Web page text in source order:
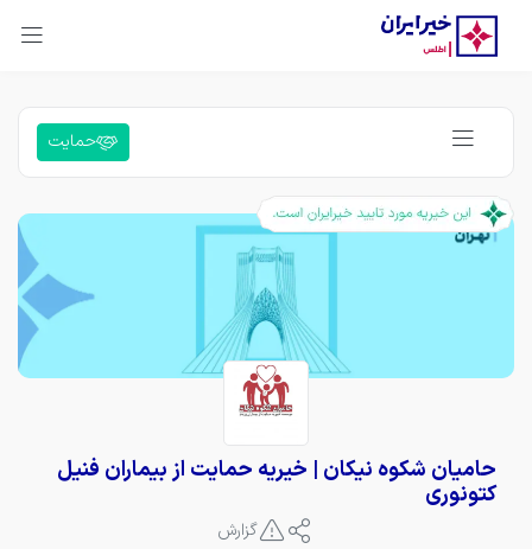
حمایت
حامیان شکوه نیکان | خیریه حمایت از بیماران فنیل
کتونوری
گزارش